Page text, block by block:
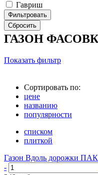
Гавриш
ГАЗОН ФАСОВКА
Показать фильтр
Сортировать по:
цене
названию
популярности
списком
плиткой
Газон Вдоль дорожки
-